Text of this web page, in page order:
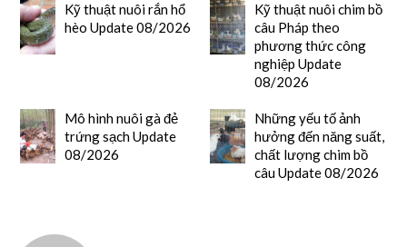
Kỹ thuật nuôi rắn hổ
hèo Update 08/2026
Kỹ thuật nuôi chim bồ
câu Pháp theo
phương thức công
nghiệp Update
08/2026
Mô hình nuôi gà đẻ
trứng sạch Update
08/2026
Những yếu tố ảnh
hưởng đến năng suất,
chất lượng chim bồ
câu Update 08/2026